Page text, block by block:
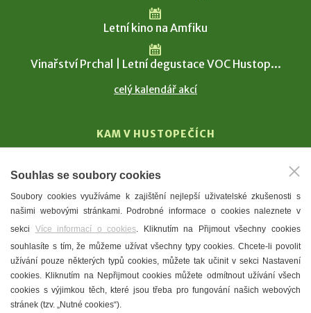
Letní kino na Amfiku
Vinařství Prchal | Letní degustace VOC Hustop...
celý kalendář akcí
KAM V HUSTOPEČÍCH
T. G. Masaryk
Mandloně
Ubytování
Restaurace
Městské muzeum a galerie
Denní meníčka
Souhlas se soubory cookies
Soubory cookies využíváme k zajištění nejlepší uživatelské zkušenosti s
našimi webovými stránkami. Podrobné informace o cookies naleznete v
sekci Více informací o cookies. Kliknutím na Přijmout všechny cookies
souhlasíte s tím, že můžeme užívat všechny typy cookies. Chcete-li povolit
užívání pouze některých typů cookies, můžete tak učinit v sekci Nastavení
cookies. Kliknutím na Nepřijmout cookies můžete odmítnout užívání všech
cookies s výjimkou těch, které jsou třeba pro fungování našich webových
stránek (tzv. „Nutné cookies“).